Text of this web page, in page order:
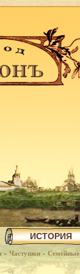
ИСТОРИЯ
» Частушки » Семейные